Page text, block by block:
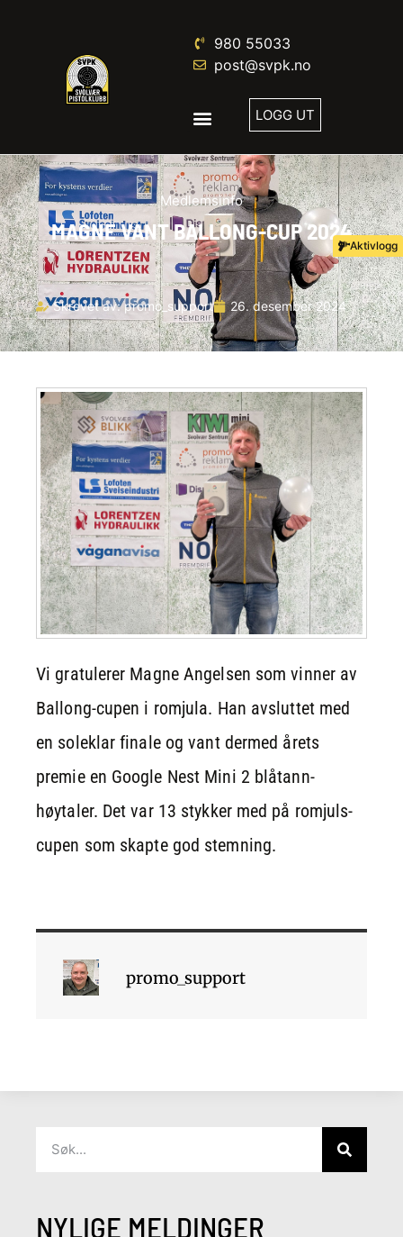
980 55033
post@svpk.no
LOGG UT
Aktivlogg
Medlemsinfo
MAGNE VANT BALLONG-CUP 2024
Skrevet av:promo_support 26. desember 2024
Vi gratulerer Magne Angelsen som vinner av
Ballong-cupen i romjula. Han avsluttet med
en soleklar finale og vant dermed årets
premie en Google Nest Mini 2 blåtann-
høytaler. Det var 13 stykker med på romjuls-
cupen som skapte god stemning.
promo_support
NYLIGE MELDINGER